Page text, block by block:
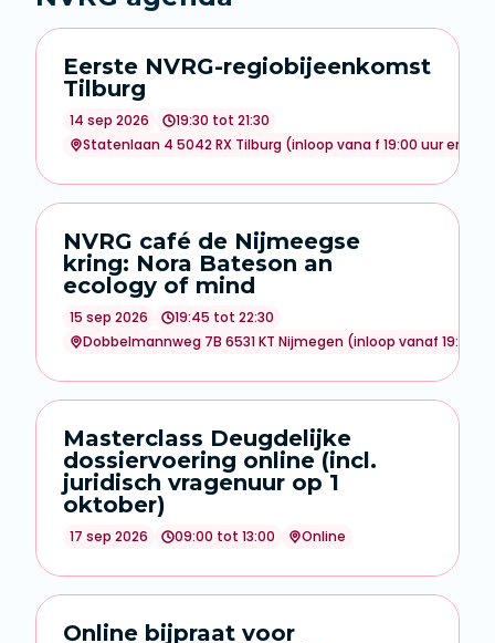
Eerste NVRG-regiobijeenkomst
Tilburg
14 sep 2026
19:30 tot 21:30
Statenlaan 4 5042 RX Tilburg (inloop vana f 19:00 uur en
NVRG café de Nijmeegse
kring: Nora Bateson an
ecology of mind
15 sep 2026
19:45 tot 22:30
Dobbelmannweg 7B 6531 KT Nijmegen (inloop vanaf 19:15
Masterclass Deugdelijke
dossiervoering online (incl.
juridisch vragenuur op 1
oktober)
17 sep 2026 09:00 tot 13:00 Online
Online bijpraat voor